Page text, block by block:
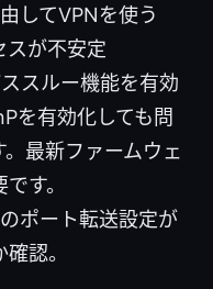
してVPNを使う
スが不安定
スルー機能を有効
を有効化しても問
最新ファームウェ
す。
ポート転送設定が
認。